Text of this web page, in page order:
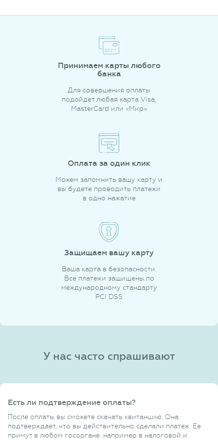
Принимаем карты любого
банка
Для совершения оплаты
подойдет любая карта Visa,
MasterCard или «Мир»
Оплата за один клик
Можем запомнить вашу карту и
вы будете проводить платежи
в одно нажатие
Защищаем вашу карту
Ваша карта в безопасности.
Все платежи защищены по
международному стандарту
PCI DSS
У нас часто спрашивают
Есть ли подтверждение оплаты?
После оплаты вы сможете скачать квитанцию. Она
подтверждает, что вы действительно сделали платеж. Ее
примут в любом госоргане: например в налоговой и